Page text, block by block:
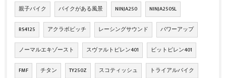
親子バイク バイクがある風景 NINJA250 NINJA250SL
RS4125 アクラボビッチ レーシングサウンド パワーアップ
ノーマルエキゾースト スヴァルトピレン401 ビットピレン401
FMF チタン TY250Z スコティッシュ トライアルバイク